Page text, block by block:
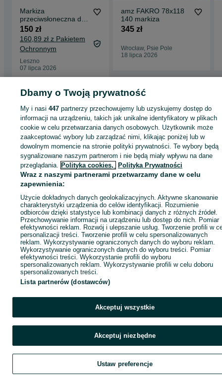
Markiza
przeciwsłoneczna do
New Line FAKRO
55x78 cm AMZ089
150 zł
160,89 zł z Pakietem
Ochronnym
Leszno
07 lipca 2026
amz FAKRO 78x118
140 markiza
345 zł
Wrocław, Psie Pole
18 lipca 2026
zewnętrzne - Śląskie
Rolety zewnętrzne - Tychy
KATEGORIA
1001338563 Wyświetlenia:
Zadzwoń / SMS
Dbamy o Twoją prywatność
My i nasi447 partnerzy przechowujemy lub uzyskujemy dostęp do
informacji na urządzeniu, takich jak unikalne identyfikatory w plikach
cookie w celu przetwarzania danych osobowych. Użytkownik może
zaakceptować wybory lub zarządzać nimi, klikając poniżej lub w
dowolnym momencie na stronie polityki prywatności. Te wybory będą
sygnalizowane naszym partnerom i nie będą miały wpływu na dane
przeglądania. Polityka cookies, Polityka Prywatności
Wraz z naszymi partnerami przetwarzamy dane w celu
zapewnienia:
Użycie dokładnych danych geolokalizacyjnych. Aktywne skanowanie
charakterystyki urządzenia do celów identyfikacji. Rozumienie
odbiorców dzięki statystyce lub kombinacji danych z różnych źródeł.
Przechowywanie informacji na urządzeniu lub dostęp do nich. Pomiar
efektywności reklam. Rozwój i ulepszanie usług. Tworzenie profili w
personalizacji treści. Tworzenie profili w celu spersonalizowanych
reklam. Wykorzystywanie ograniczonych danych do wyboru reklam.
Wykorzystywanie ograniczonych danych do wyboru treści. Pomiar
efektywności treści. Wykorzystanie profili do wyboru
spersonalizowanych reklam. Wykorzystywanie profili w celu doboru
spersonalizowanych treści.
Lista partnerów (dostawców)
Akceptuj wszystkie
Akceptuj niezbędne
Ustaw preferencje